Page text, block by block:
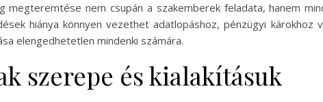
megteremtése nem csupán a szakemberek feladata, hanem
hiánya könnyen vezethet adatlopáshoz, pénzügyi
elengedhetetlen mindenki számára.
szerepe és kialakításuk